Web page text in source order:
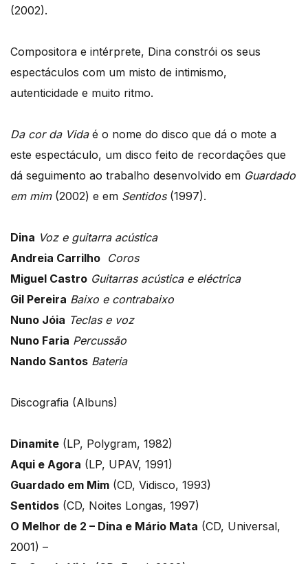
(2002).
Compositora e intérprete, Dina constrói os seus
espectáculos com um misto de intimismo,
autenticidade e muito ritmo.
Da cor da Vida é o nome do disco que dá o mote a
este espectáculo, um disco feito de recordações que
dá seguimento ao trabalho desenvolvido em Guardado
em mim (2002) e em Sentidos (1997).
Dina Voz e guitarra acústica
Andreia Carrilho Coros
Miguel Castro Guitarras acústica e eléctrica
Gil Pereira Baixo e contrabaixo
Nuno Jóia Teclas e voz
Nuno Faria Percussão
Nando Santos Bateria
Discografia (Albuns)
Dinamite (LP, Polygram, 1982)
Aqui e Agora (LP, UPAV, 1991)
Guardado em Mim (CD, Vidisco, 1993)
Sentidos (CD, Noites Longas, 1997)
O Melhor de 2 – Dina e Mário Mata (CD, Universal,
2001) –